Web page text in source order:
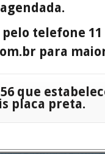
telefone 11
para
que
placa preta.